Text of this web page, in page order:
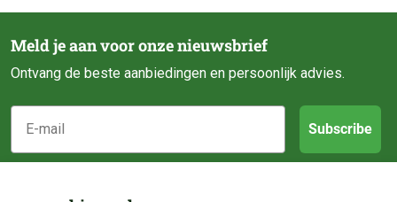
Meld je aan voor onze nieuwsbrief
Ontvang de beste aanbiedingen en persoonlijk advies.
E-mail
Subscribe
Klantenservice